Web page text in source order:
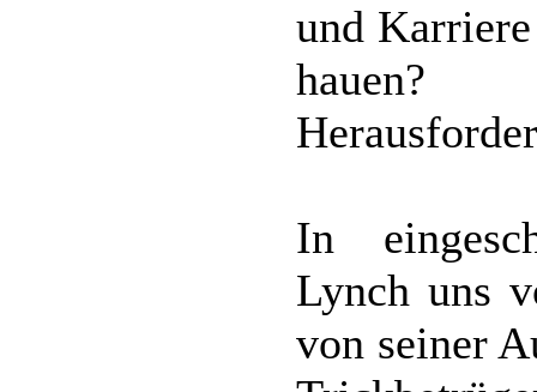
und
hauen?
In
Lynch uns
von seiner